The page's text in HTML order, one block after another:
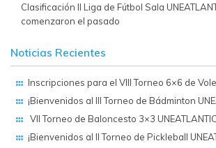
Clasificación II Liga de Fútbol Sala
comenzaron el pasado
Noticias Recientes
Inscripciones para el VIII Torneo 6×6 de
¡Bienvenidos al III Torneo de Bádminton
VII Torneo de Baloncesto 3×3
¡Bienvenidos al II Torneo de Pickleball